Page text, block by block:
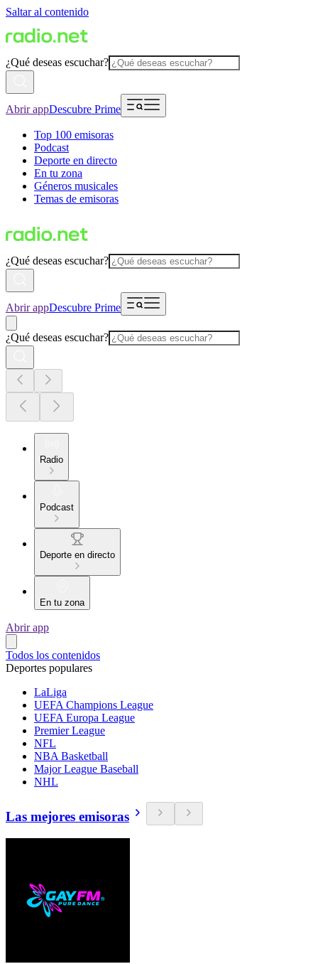
Saltar al contenido
¿Qué deseas escuchar?
Abrir appDescubre Prime
Top 100 emisoras
Podcast
Deporte en directo
En tu zona
Géneros musicales
Temas de emisoras
¿Qué deseas escuchar?
Abrir appDescubre Prime
¿Qué deseas escuchar?
Radio
Podcast
Deporte en directo
En tu zona
Abrir app
Todos los contenidos
Deportes populares
LaLiga
UEFA Champions League
UEFA Europa League
Premier League
NFL
NBA Basketball
Major League Baseball
NHL
Las mejores emisoras